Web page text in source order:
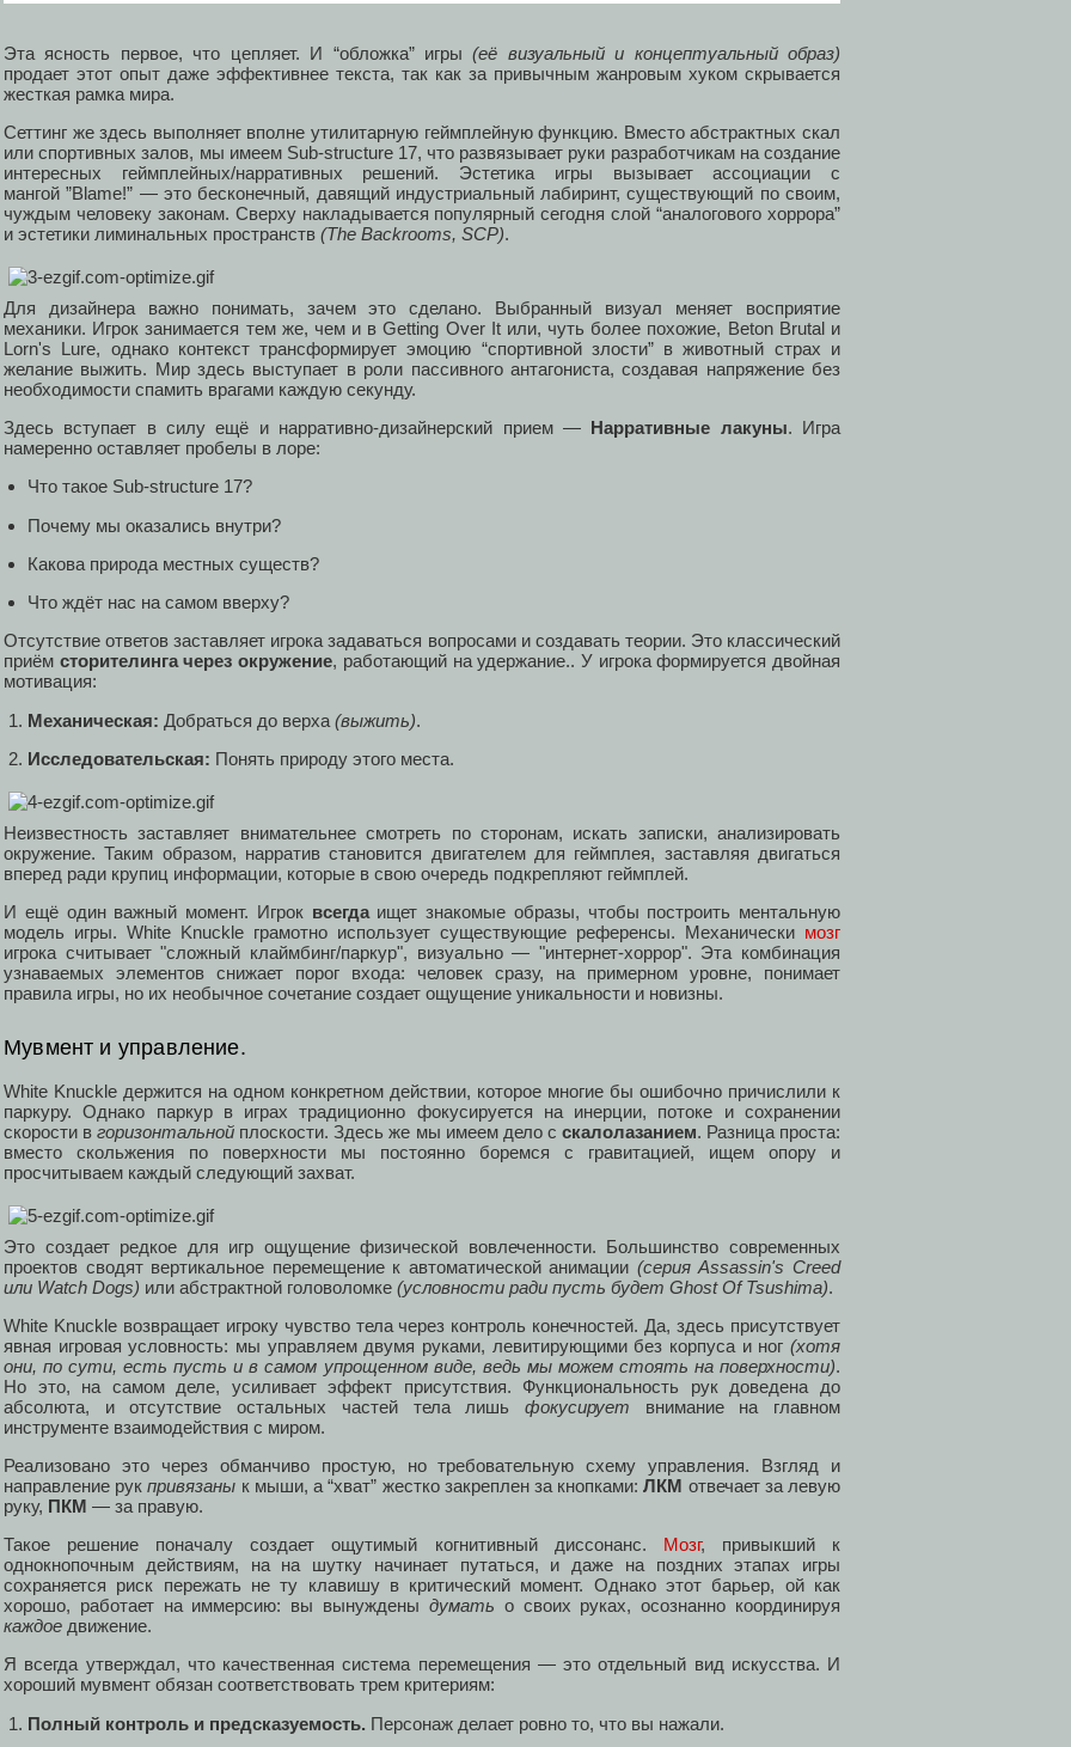
Эта ясность первое, что цепляет. И “обложка” игры(её визуальный и концептуальный образ)
продает этот опыт даже эффективнее текста, так как за привычным жанровым хуком скрывается
жесткая рамка мира.
Сеттинг же здесь выполняет вполне утилитарную геймплейную функцию. Вместо абстрактных скал
или спортивных залов, мы имеем Sub-structure 17, что развязывает руки разработчикам на создание
интересных геймплейных/нарративных решений. Эстетика игры вызывает ассоциации с
мангой ”Blame!” — это бесконечный, давящий индустриальный лабиринт, существующий по своим,
чуждым человеку законам. Сверху накладывается популярный сегодня слой “аналогового хоррора”
и эстетики лиминальных пространств (The Backrooms, SCP).
Для дизайнера важно понимать, зачем это сделано. Выбранный визуал меняет восприятие
механики. Игрок занимается тем же, чем и в Getting Over It или, чуть более похожие, Beton Brutal и
Lorn's Lure, однако контекст трансформирует эмоцию “спортивной злости” в животный страх и
желание выжить. Мир здесь выступает в роли пассивного антагониста, создавая напряжение без
необходимости спамить врагами каждую секунду.
Здесь вступает в силу ещё и нарративно-дизайнерский прием — Нарративные лакуны. Игра
намеренно оставляет пробелы в лоре:
Что такое Sub-structure 17?
Почему мы оказались внутри?
Какова природа местных существ?
Что ждёт нас на самом вверху?
Отсутствие ответов заставляет игрока задаваться вопросами и создавать теории. Это классический
приём сторителинга через окружение, работающий на удержание.. У игрока формируется двойная
мотивация:
Механическая: Добраться до верха (выжить).
Исследовательская: Понять природу этого места.
Неизвестность заставляет внимательнее смотреть по сторонам, искать записки, анализировать
окружение. Таким образом, нарратив становится двигателем для геймплея, заставляя двигаться
вперед ради крупиц информации, которые в свою очередь подкрепляют геймплей.
И ещё один важный момент. Игрок всегдаищет знакомые образы, чтобы построить ментальную
модель игры. White Knuckle грамотно использует существующие референсы. Механически мозг
игрока считывает "сложный клаймбинг/паркур", визуально — "интернет-хоррор". Эта комбинация
узнаваемых элементов снижает порог входа: человек сразу, на примерном уровне, понимает
правила игры, но их необычное сочетание создает ощущение уникальности и новизны.
Мувмент и управление.
White Knuckle держится на одном конкретном действии, которое многие бы ошибочно причислили к
паркуру. Однако паркур в играх традиционно фокусируется на инерции, потоке и сохранении
скорости вгоризонтальной плоскости. Здесь же мы имеем дело с скалолазанием. Разница проста:
вместо скольжения по поверхности мы постоянно боремся с гравитацией, ищем опору и
просчитываем каждый следующий захват.
Это создает редкое для игр ощущение физической вовлеченности. Большинство современных
проектов сводят вертикальное перемещение к автоматической анимации (серия Assassin's Creed
или Watch Dogs) или абстрактной головоломке (условности ради пусть будет Ghost Of Tsushima).
White Knuckle возвращает игроку чувство тела через контроль конечностей. Да, здесь присутствует
явная игровая условность: мы управляем двумя руками, левитирующими без корпуса и ног (хотя
они, по сути, есть пусть и в самом упрощенном виде, ведь мы можем стоять на поверхности).
Но это, на самом деле, усиливает эффект присутствия. Функциональность рук доведена до
абсолюта, и отсутствие остальных частей тела лишь фокусирует внимание на главном
инструменте взаимодействия с миром.
Реализовано это через обманчиво простую, но требовательную схему управления. Взгляд и
направление рукпривязаны к мыши, а “хват” жестко закреплен за кнопками:ЛКМ отвечает за левую
руку, ПКМ — за правую.
Такое решение поначалу создает ощутимый когнитивный диссонанс. Мозг, привыкший к
однокнопочным действиям, на на шутку начинает путаться, и даже на поздних этапах игры
сохраняется риск пережать не ту клавишу в критический момент. Однако этот барьер, ой как
хорошо, работает на иммерсию: вы вынуждены думать о своих руках, осознанно координируя
каждое движение.
Я всегда утверждал, что качественная система перемещения — это отдельный вид искусства. И
хороший мувмент обязан соответствовать трем критериям:
Полный контроль и предсказуемость. Персонаж делает ровно то, что вы нажали.